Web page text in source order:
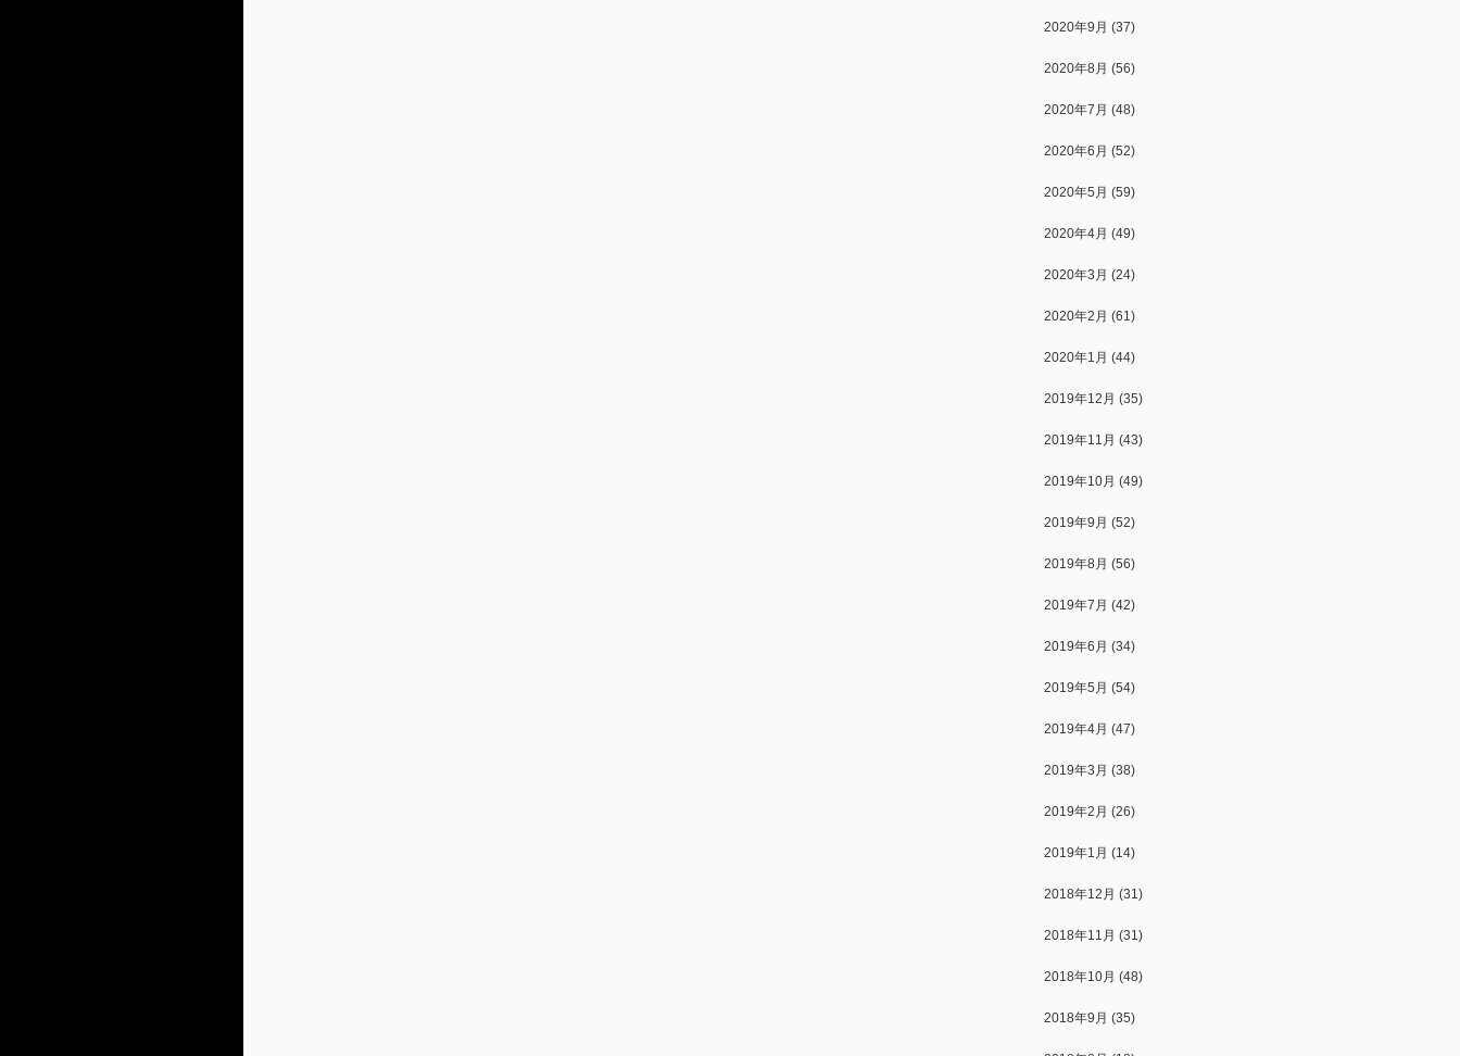
2020年9月 (37)
2020年8月 (56)
2020年7月 (48)
2020年6月 (52)
2020年5月 (59)
2020年4月 (49)
2020年3月 (24)
2020年2月 (61)
2020年1月 (44)
2019年12月 (35)
2019年11月 (43)
2019年10月 (49)
2019年9月 (52)
2019年8月 (56)
2019年7月 (42)
2019年6月 (34)
2019年5月 (54)
2019年4月 (47)
2019年3月 (38)
2019年2月 (26)
2019年1月 (14)
2018年12月 (31)
2018年11月 (31)
2018年10月 (48)
2018年9月 (35)